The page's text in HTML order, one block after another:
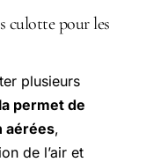
culotte pour les
plusieurs
permet de
aérées,
de l’air et